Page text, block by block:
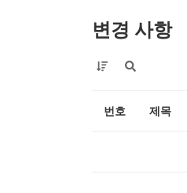
변경 사항
번호 제목